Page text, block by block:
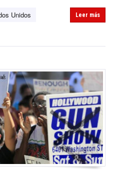
Unidos
Leer más